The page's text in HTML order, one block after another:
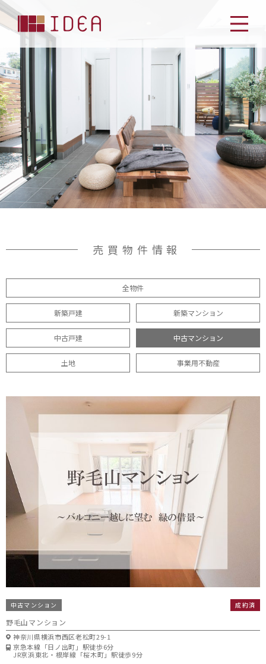
売買物件情報
全物件
新築戸建 新築マンション
中古戸建 中古マンション
土地 事業用不動産
中古マンション 成約済
野毛山マンション
神奈川県横浜市西区老松町29-1
京急本線「日ノ出町」駅徒歩6分
JR京浜東北・根岸線「桜木町」駅徒歩9分